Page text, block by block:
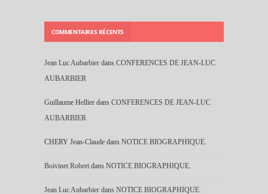
COMMENTAIRES RÉCENTS
Jean Luc Aubarbier dans CONFERENCES DE JEAN-LUC
AUBARBIER
Guillaume Hellier dans CONFERENCES DE JEAN-LUC
AUBARBIER
CHERY Jean-Claude dans NOTICE BIOGRAPHIQUE.
Boivinet Robert dans NOTICE BIOGRAPHIQUE.
Jean Luc Aubarbier dans NOTICE BIOGRAPHIQUE.